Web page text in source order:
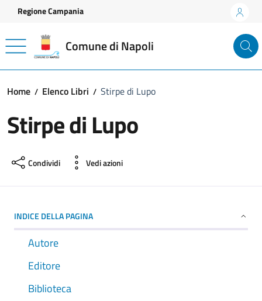
Vai ai contenuti
Vai al footer
Regione Campania
Comune di Napoli
Home Elenco Libri Stirpe di Lupo
Stirpe di Lupo
Condividi Vedi azioni
INDICE DELLA PAGINA
Autore
Editore
Biblioteca